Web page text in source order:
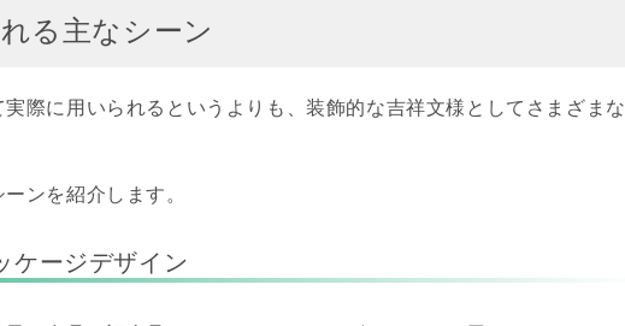
る主なシーン
際に用いられるというよりも、装飾的な吉祥文様としてさまざまな
ンを紹介します。
ケージデザイン